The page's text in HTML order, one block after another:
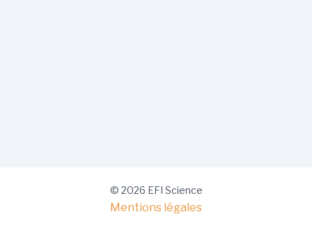
© 2026 EFI Science
Mentions légales